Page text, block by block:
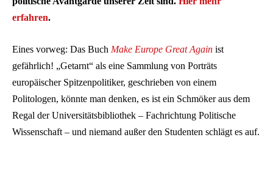
erfahren.
Eines vorweg: Das Buch Make Europe Great Again ist
gefährlich! „Getarnt“ als eine Sammlung von Porträts
europäischer Spitzenpolitiker, geschrieben von einem
Politologen, könnte man denken, es ist ein Schmöker aus dem
Regal der Universitätsbibliothek – Fachrichtung Politische
Wissenschaft – und niemand außer den Studenten schlägt es auf.